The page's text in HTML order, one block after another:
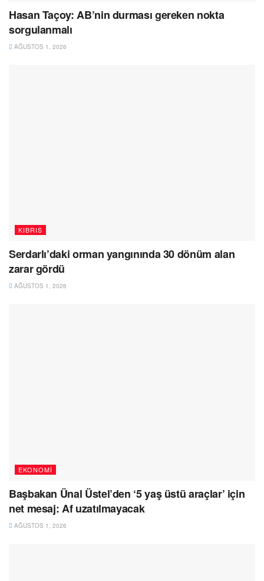
Hasan Taçoy: AB’nin durması gereken nokta
sorgulanmalı
AĞUSTOS 1, 2026
KIBRIS
Serdarlı’daki orman yangınında 30 dönüm alan
zarar gördü
AĞUSTOS 1, 2026
EKONOMI
Başbakan Ünal Üstel’den ‘5 yaş üstü araçlar’ için
net mesaj: Af uzatılmayacak
AĞUSTOS 1, 2026